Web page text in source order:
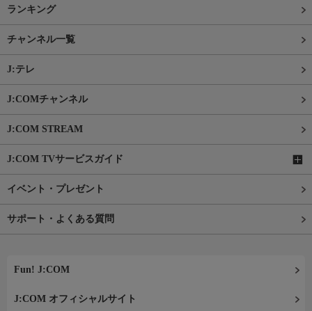
ランキング
チャンネル一覧
J:テレ
J:COMチャンネル
J:COM STREAM
J:COM TVサービスガイド
イベント・プレゼント
サポート・よくある質問
Fun! J:COM
J:COM オフィシャルサイト